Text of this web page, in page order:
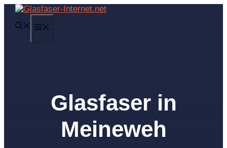
Zum
springen
Glasfaser in
Meineweh